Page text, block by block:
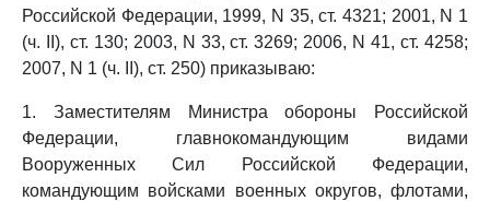
Российской Федерации, 1999, N 35, ст. 4321; 2001, N 1
(ч. II), ст. 130; 2003, N 33, ст. 3269; 2006, N 41, ст. 4258;
2007, N 1 (ч. II), ст. 250) приказываю:
1. Заместителям Министра обороны Российской
Федерации, главнокомандующим видами
Вооруженных Сил Российской Федерации,
командующим войсками военных округов, флотами,